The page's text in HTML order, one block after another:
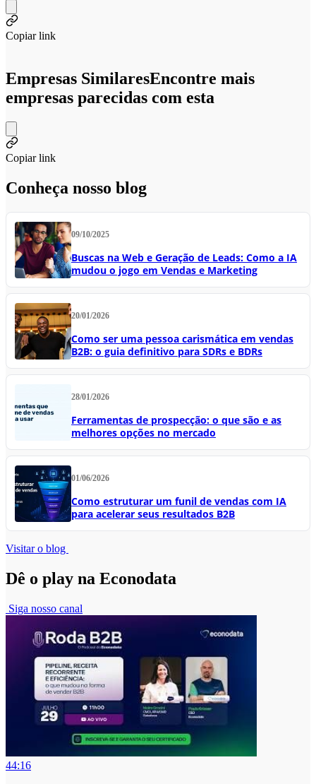
Copiar link
Empresas SimilaresEncontre mais
empresas parecidas com esta
Copiar link
Conheça nosso blog
09/10/2025
Buscas na Web e Geração de Leads: Como a IA
mudou o jogo em Vendas e Marketing
20/01/2026
Como ser uma pessoa carismática em vendas
B2B: o guia definitivo para SDRs e BDRs
28/01/2026
Ferramentas de prospecção: o que são e as
melhores opções no mercado
01/06/2026
Como estruturar um funil de vendas com IA
para acelerar seus resultados B2B
Visitar o blog
Dê o play na Econodata
Siga nosso canal
44:16